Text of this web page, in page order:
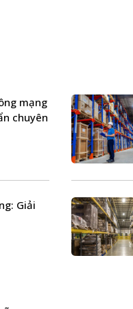
mạng
chuyên
Giải